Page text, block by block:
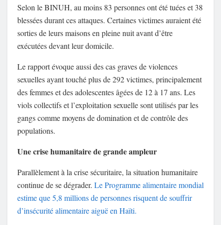
Selon le BINUH, au moins 83 personnes ont été tuées et 38
blessées durant ces attaques. Certaines victimes auraient été
sorties de leurs maisons en pleine nuit avant d’être
exécutées devant leur domicile.
Le rapport évoque aussi des cas graves de violences
sexuelles ayant touché plus de 292 victimes, principalement
des femmes et des adolescentes âgées de 12 à 17 ans. Les
viols collectifs et l’exploitation sexuelle sont utilisés par les
gangs comme moyens de domination et de contrôle des
populations.
Une crise humanitaire de grande ampleur
Parallèlement à la crise sécuritaire, la situation humanitaire
continue de se dégrader. Le Programme alimentaire mondial
estime que 5,8 millions de personnes risquent de souffrir
d’insécurité alimentaire aiguë en Haïti.